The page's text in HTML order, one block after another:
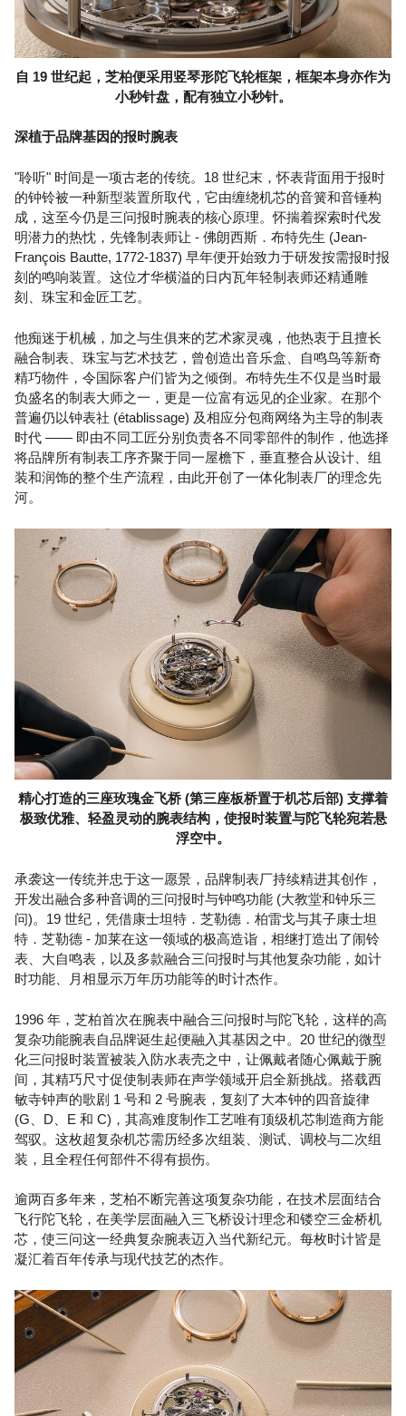
自 19 世纪起，芝柏便采用竖琴形陀飞轮框架，框架本身亦作为
小秒针盘，配有独立小秒针。
深植于品牌基因的报时腕表
"聆听" 时间是一项古老的传统。18 世纪末，怀表背面用于报时
的钟铃被一种新型装置所取代，它由缠绕机芯的音簧和音锤构
成，这至今仍是三问报时腕表的核心原理。怀揣着探索时代发
明潜力的热忱，先锋制表师让 - 佛朗西斯．布特先生 (Jean-
François Bautte, 1772-1837) 早年便开始致力于研发按需报时报
刻的鸣响装置。这位才华横溢的日内瓦年轻制表师还精通雕
刻、珠宝和金匠工艺。
他痴迷于机械，加之与生俱来的艺术家灵魂，他热衷于且擅长
融合制表、珠宝与艺术技艺，曾创造出音乐盒、自鸣鸟等新奇
精巧物件，令国际客户们皆为之倾倒。布特先生不仅是当时最
负盛名的制表大师之一，更是一位富有远见的企业家。在那个
普遍仍以钟表社 (établissage) 及相应分包商网络为主导的制表
时代 —— 即由不同工匠分别负责各不同零部件的制作，他选择
将品牌所有制表工序齐聚于同一屋檐下，垂直整合从设计、组
装和润饰的整个生产流程，由此开创了一体化制表厂的理念先
河。
精心打造的三座玫瑰金飞桥 (第三座板桥置于机芯后部) 支撑着
极致优雅、轻盈灵动的腕表结构，使报时装置与陀飞轮宛若悬
浮空中。
承袭这一传统并忠于这一愿景，品牌制表厂持续精进其创作，
开发出融合多种音调的三问报时与钟鸣功能 (大教堂和钟乐三
问)。19 世纪，凭借康士坦特．芝勒德．柏雷戈与其子康士坦
特．芝勒德 - 加莱在这一领域的极高造诣，相继打造出了闹铃
表、大自鸣表，以及多款融合三问报时与其他复杂功能，如计
时功能、月相显示万年历功能等的时计杰作。
1996 年，芝柏首次在腕表中融合三问报时与陀飞轮，这样的高
复杂功能腕表自品牌诞生起便融入其基因之中。20 世纪的微型
化三问报时装置被装入防水表壳之中，让佩戴者随心佩戴于腕
间，其精巧尺寸促使制表师在声学领域开启全新挑战。搭载西
敏寺钟声的歌剧 1 号和 2 号腕表，复刻了大本钟的四音旋律
(G、D、E 和 C)，其高难度制作工艺唯有顶级机芯制造商方能
驾驭。这枚超复杂机芯需历经多次组装、测试、调校与二次组
装，且全程任何部件不得有损伤。
逾两百多年来，芝柏不断完善这项复杂功能，在技术层面结合
飞行陀飞轮，在美学层面融入三飞桥设计理念和镂空三金桥机
芯，使三问这一经典复杂腕表迈入当代新纪元。每枚时计皆是
凝汇着百年传承与现代技艺的杰作。